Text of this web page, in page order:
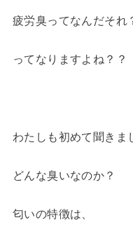
疲労臭ってなんだそれ
ってなりますよね？？
わたしも初めて聞きま
どんな臭いなのか？
匂いの特徴は、